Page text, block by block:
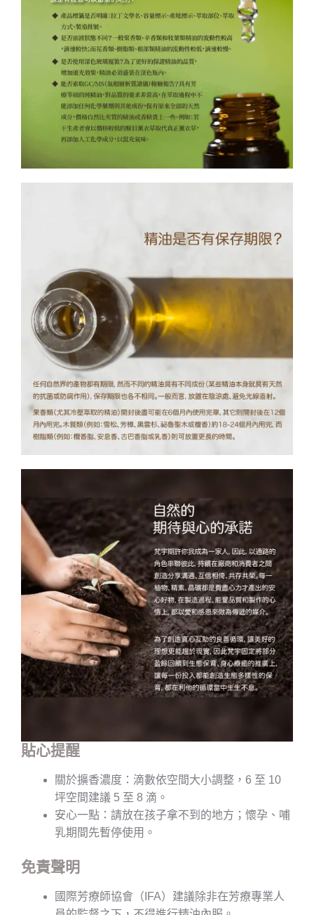
貼心提醒
關於擴香濃度：滴數依空間大小調整，6 至 10
坪空間建議 5 至 8 滴。
安心一點：請放在孩子拿不到的地方；懷孕、哺
乳期間先暫停使用。
免責聲明
國際芳療師協會（IFA）建議除非在芳療專業人